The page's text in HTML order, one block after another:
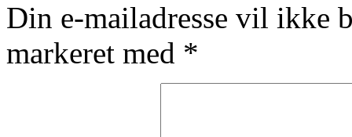
Din e-mailadresse vil ikke
markeret med *